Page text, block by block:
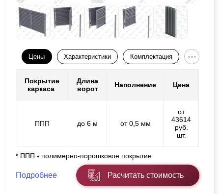
Цены Характеристики Комплектация
Покрытие
каркаса
Длина
ворот
Наполнение Цена
ППП до 6 м от 0,5 мм
от
43614
руб.
шт.
* ППП - полимерно-порошковое покрытие
Подробнее Расчитать стоимость